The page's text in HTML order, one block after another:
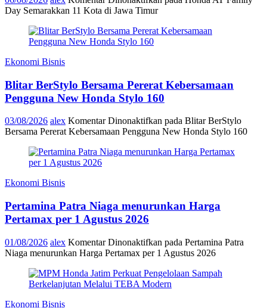
Day Semarakkan 11 Kota di Jawa Timur
Ekonomi Bisnis
Blitar BerStylo Bersama Pererat Kebersamaan
Pengguna New Honda Stylo 160
03/08/2026 alex Komentar Dinonaktifkan pada Blitar BerStylo
Bersama Pererat Kebersamaan Pengguna New Honda Stylo 160
Ekonomi Bisnis
Pertamina Patra Niaga menurunkan Harga
Pertamax per 1 Agustus 2026
01/08/2026 alex Komentar Dinonaktifkan pada Pertamina Patra
Niaga menurunkan Harga Pertamax per 1 Agustus 2026
Ekonomi Bisnis